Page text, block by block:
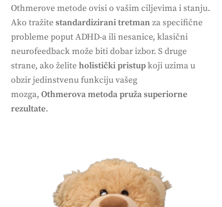
Othmerove metode ovisi o vašim ciljevima i stanju.
Ako tražitestandardizirani tretmanza specifične
probleme poput ADHD-a ili nesanice, klasični
neurofeedback može biti dobar izbor. S druge
strane, ako želiteholistički pristupkoji uzima u
obzir jedinstvenu funkciju vašeg
mozga,Othmerova metoda pruža superiorne
rezultate.